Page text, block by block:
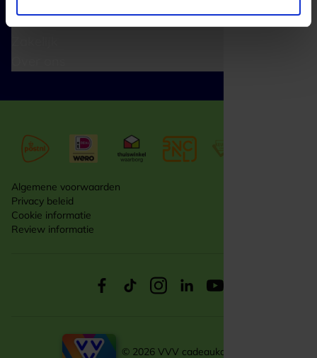
Algemene voorwaarden
Privacy beleid
Cookie informatie
Review informatie
© 2026 VVV cadeaukaarten